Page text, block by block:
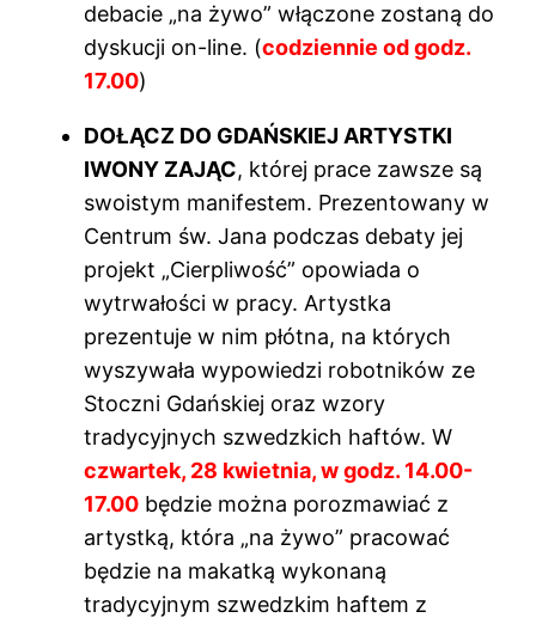
debacie „na żywo” włączone zostaną do
dyskucji on-line. (codziennie od godz.
17.00)
DOŁĄCZ DO GDAŃSKIEJ ARTYSTKI
IWONY ZAJĄC, której prace zawsze są
swoistym manifestem. Prezentowany w
Centrum św. Jana podczas debaty jej
projekt „Cierpliwość” opowiada o
wytrwałości w pracy. Artystka
prezentuje w nim płótna, na których
wyszywała wypowiedzi robotników ze
Stoczni Gdańskiej oraz wzory
tradycyjnych szwedzkich haftów. W
czwartek, 28 kwietnia, w godz. 14.00-
17.00 będzie można porozmawiać z
artystką, która „na żywo” pracować
będzie na makatką wykonaną
tradycyjnym szwedzkim haftem z